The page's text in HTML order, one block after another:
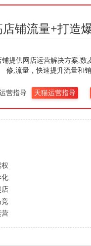
店铺流量+打造
提供网店运营解决方案.
修,流量，快速提升流量和
营指导 天猫运营指导
化
店
竞
营